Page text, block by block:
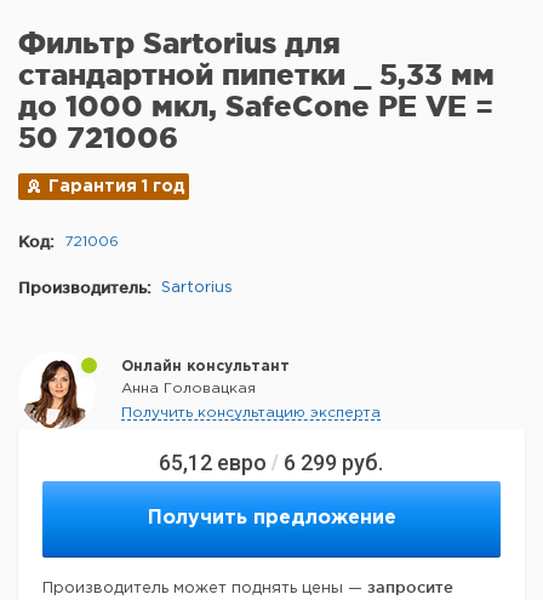
65,12 евро / 6 299 руб.
Получить предложение
Производитель может поднять цены — запросите
Фильтр Sartorius для
стандартной пипетки _ 5,33 мм
до 1000 мкл, SafeCone PE VE =
50 721006
Гарантия 1 год
Код: 721006
Производитель: Sartorius
Онлайн консультант
Анна Головацкая
Получить консультацию эксперта